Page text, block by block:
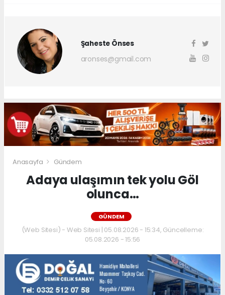
Şaheste Önses
aronses@gmail.com
Anasayfa Gündem
Adaya ulaşımın tek yolu Göl
olunca…
GÜNDEM
(Web Sitesi) - Web Sitesi | 05.08.2026 - 15:34, Güncelleme:
05.08.2026 - 15:56